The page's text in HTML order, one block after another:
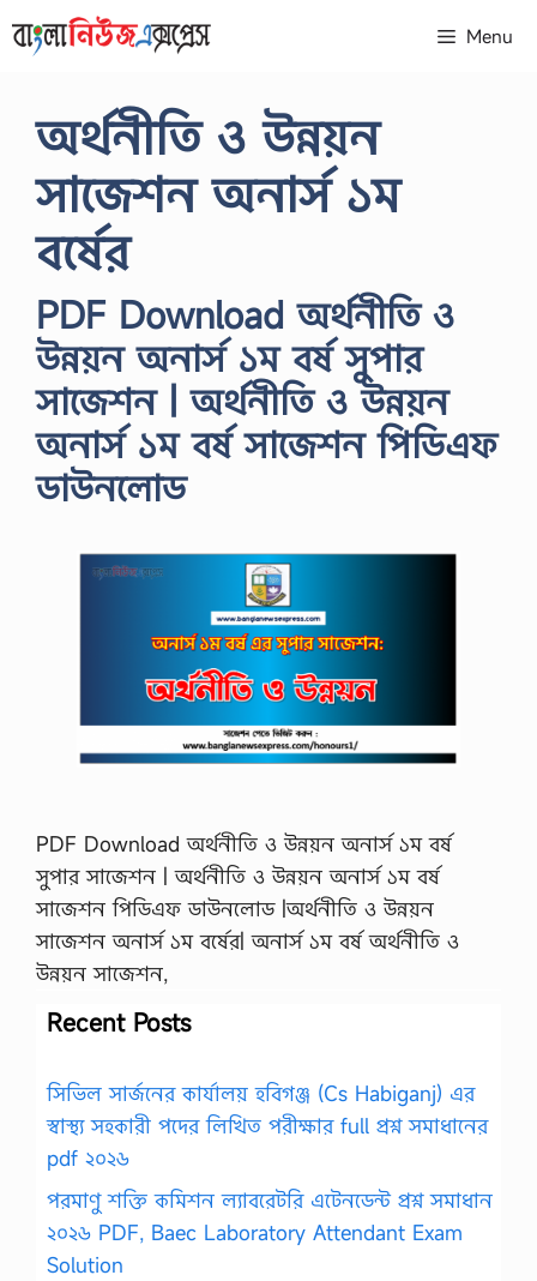
to
Menu
অর্থনীতি ও উন্নয়ন
সাজেশন অনার্স ১ম
বর্ষের
PDF Download অর্থনীতি ও
উন্নয়ন অনার্স ১ম বর্ষ সুপার
সাজেশন | অর্থনীতি ও উন্নয়ন
অনার্স ১ম বর্ষ সাজেশন পিডিএফ
ডাউনলোড
PDF Download অর্থনীতি ও উন্নয়ন অনার্স ১ম বর্ষ
সুপার সাজেশন | অর্থনীতি ও উন্নয়ন অনার্স ১ম বর্ষ
সাজেশন পিডিএফ ডাউনলোড |অর্থনীতি ও উন্নয়ন
সাজেশন অনার্স ১ম বর্ষের| অনার্স ১ম বর্ষ অর্থনীতি ও
উন্নয়ন সাজেশন,
Recent Posts
সিভিল সার্জনের কার্যালয় হবিগঞ্জ (Cs Habiganj) এর
স্বাস্থ্য সহকারী পদের লিখিত পরীক্ষার full প্রশ্ন সমাধানের
pdf ২০২৬
পরমাণু শক্তি কমিশন ল্যাবরেটরি এটেনডেন্ট প্রশ্ন সমাধান
২০২৬ PDF, Baec Laboratory Attendant Exam
Solution